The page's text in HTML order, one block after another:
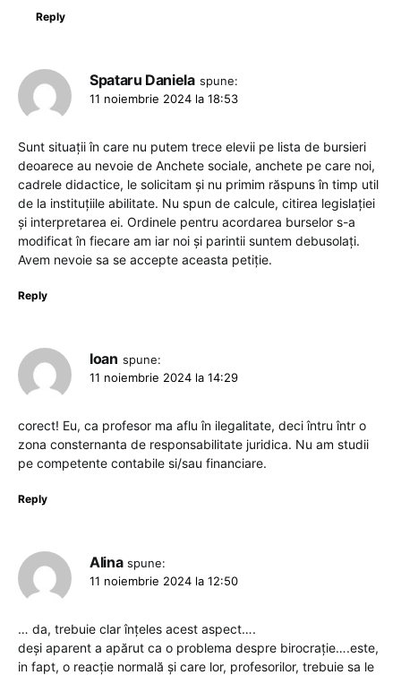
Reply
Spataru Daniela spune:
11 noiembrie 2024 la 18:53
Sunt situații în care nu putem trece elevii pe lista de bursieri
deoarece au nevoie de Anchete sociale, anchete pe care noi,
cadrele didactice, le solicitam și nu primim răspuns în timp util
de la instituțiile abilitate. Nu spun de calcule, citirea legislației
și interpretarea ei. Ordinele pentru acordarea burselor s-a
modificat în fiecare am iar noi și parintii suntem debusolați.
Avem nevoie sa se accepte aceasta petiție.
Reply
Ioan spune:
11 noiembrie 2024 la 14:29
corect! Eu, ca profesor ma aflu în ilegalitate, deci întru într o
zona consternanta de responsabilitate juridica. Nu am studii
pe competente contabile si/sau financiare.
Reply
Alina spune:
11 noiembrie 2024 la 12:50
… da, trebuie clar înțeles acest aspect….
deși aparent a apărut ca o problema despre birocrație….este,
in fapt, o reacție normală și care lor, profesorilor, trebuie sa le